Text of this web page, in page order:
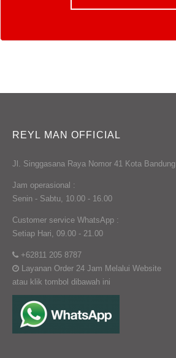
REYL MAN OFFICIAL
Jl. Singgasana Raya Nomor 41 Kota Bandung
Jam operasional :
Senin - Sabtu, 10.00 - 16.00
Customer service WhatsApp :
Setiap Hari, 09.00 - 21.00
+62811 205 8787
Layanan Order 24 Jam Melalui Website
atau klik tombol dibawah ini